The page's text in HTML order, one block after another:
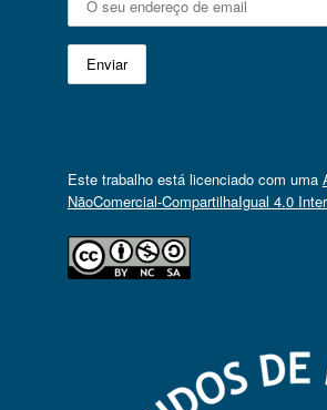
Este trabalho está licenciado com uma
NãoComercial-CompartilhaIgual 4.0